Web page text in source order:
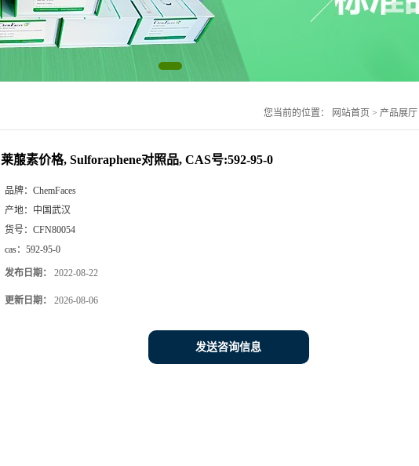
您当前的位置： 网站首页 > 产品展厅
莱菔素价格, Sulforaphene对照品, CAS号:592-95-0
品牌： ChemFaces
产地： 中国武汉
货号： CFN80054
cas： 592-95-0
发布日期： 2022-08-22
更新日期： 2026-08-06
发送咨询信息